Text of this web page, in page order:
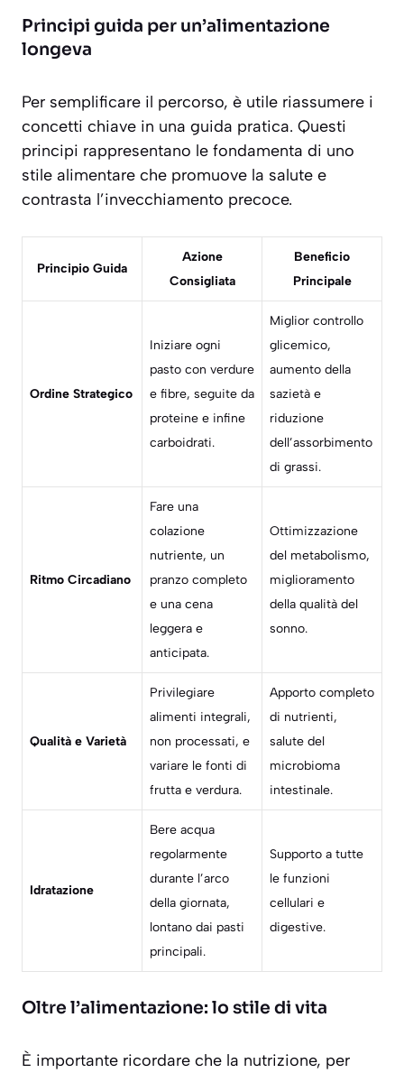
Principi guida per un’alimentazione
longeva
Per semplificare il percorso, è utile riassumere i
concetti chiave in una guida pratica. Questi
principi rappresentano le fondamenta di uno
stile alimentare che promuove la salute e
contrasta l’invecchiamento precoce.
Principio Guida
Azione
Consigliata
Beneficio
Principale
Ordine Strategico
Iniziare ogni
pasto con verdure
e fibre, seguite da
proteine e infine
carboidrati.
Miglior controllo
glicemico,
aumento della
sazietà e
riduzione
dell’assorbimento
di grassi.
Ritmo Circadiano
Fare una
colazione
nutriente, un
pranzo completo
e una cena
leggera e
anticipata.
Ottimizzazione
del metabolismo,
miglioramento
della qualità del
sonno.
Qualità e Varietà
Privilegiare
alimenti integrali,
non processati, e
variare le fonti di
frutta e verdura.
Apporto completo
di nutrienti,
salute del
microbioma
intestinale.
Idratazione
Bere acqua
regolarmente
durante l’arco
della giornata,
lontano dai pasti
principali.
Supporto a tutte
le funzioni
cellulari e
digestive.
Oltre l’alimentazione: lo stile di vita
È importante ricordare che la nutrizione, per